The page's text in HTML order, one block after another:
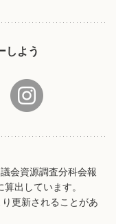
しよう
会資源調査分科会報
出しています。
更新されることがあ